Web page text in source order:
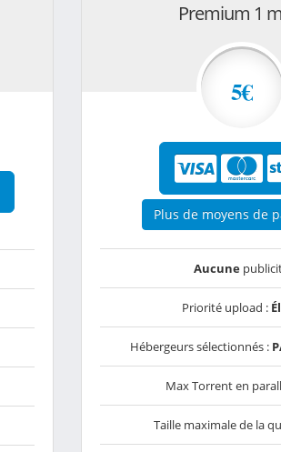
Premium 1
5€
Plus de moyens de
Aucune
Priorité upload :
Hébergeurs sélectionnés :
Max Torrent en
Taille maximale de la